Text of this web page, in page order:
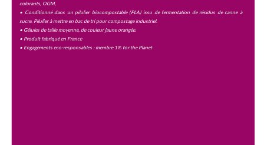
colorants, OGM,
• Conditionné dans un pilulier biocompostable (PLA) issu de fermentation de résidus de canne à
sucre. Pilulier à mettre en bac de tri pour compostage industriel.
• Gélules de taille moyenne, de couleur jaune orangée.
• Produit fabriqué en France
• Engagements eco-responsables : membre 1% for the Planet